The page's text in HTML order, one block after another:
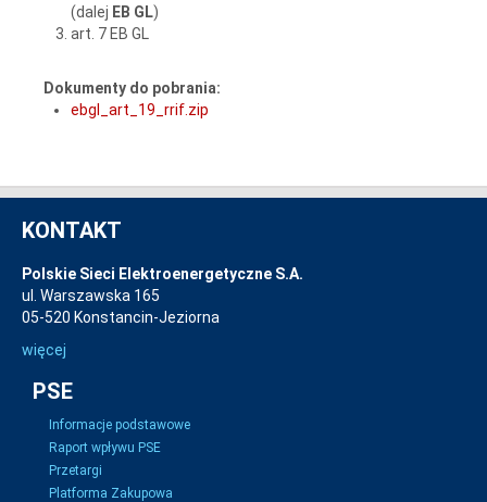
(dalej EB GL)
art. 7 EB GL
Dokumenty do pobrania:
ebgl_art_19_rrif.zip
KONTAKT
Polskie Sieci Elektroenergetyczne S.A.
ul. Warszawska 165
05-520 Konstancin-Jeziorna
więcej
PSE
Informacje podstawowe
Raport wpływu PSE
Przetargi
Platforma Zakupowa